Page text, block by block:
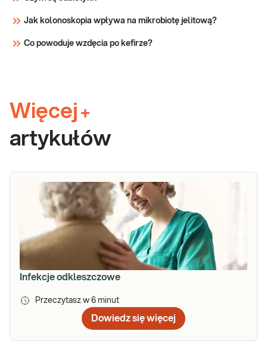
Jak kolonoskopia wpływa na mikrobiotę jelitową?
Co powoduje wzdęcia po kefirze?
Więcej +
artykułów
Infekcje odkleszczowe
Przeczytasz w 6 minut
Dowiedz się więcej